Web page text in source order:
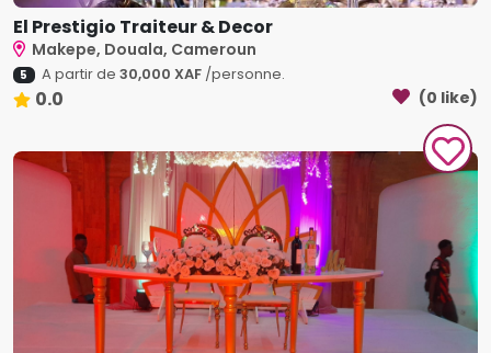
El Prestigio Traiteur & Decor
Makepe, Douala, Cameroun
5 A partir de 30,000 XAF/personne.
0.0 (0 like)